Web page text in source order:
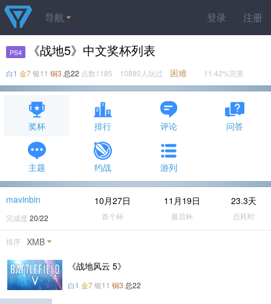
登录 注册
导航
PS4 《战地5》中文奖杯列表
白1 金7银11 铜3 总22 点数1185 10880人玩过 困难 11.42%完美
奖杯 排行 评论 问答
主题 约战 游列
mavinbin
完成度 20/22
10月27日
首个杯
11月19日
最后杯
23.3天
总耗时
排序 XMB
《战地风云 5》
白1 金7银11 铜3 总22